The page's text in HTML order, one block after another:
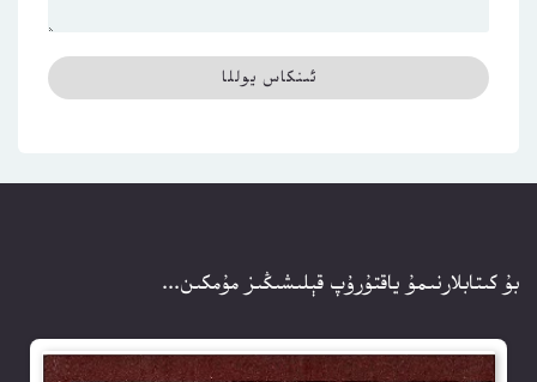
بۇ كىتابلارنىمۇ ياقتۇرۇپ قېلىشىڭىز مۇمكىن...